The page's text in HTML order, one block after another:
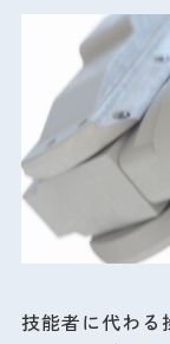
技能者に代わる